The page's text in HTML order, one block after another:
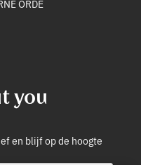
you
en blijf op de hoogte
ORDE